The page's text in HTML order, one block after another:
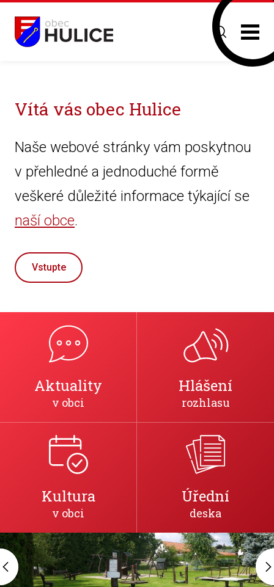
Vítá vás obec Hulice
Naše webové stránky vám poskytnou
v přehledné a jednoduché formě
veškeré důležité informace týkající se
naší obce.
Vstupte
Aktuality
v obci
Hlášení
rozhlasu
Kultura
v obci
Úřední
deska